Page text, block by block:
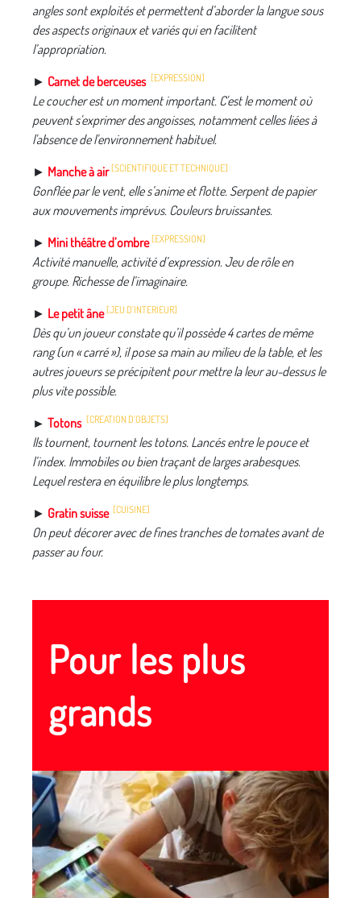
angles sont exploités et permettent d’aborder la langue sous
des aspects originaux et variés qui en facilitent
l’appropriation.
► Carnet de berceuses [EXPRESSION]
Le coucher est un moment important. C'est le moment où
peuvent s'exprimer des angoisses, notamment celles liées à
l'absence de l'environnement habituel.
► Manche à air [SCIENTIFIQUE ET TECHNIQUE]
Gonflée par le vent, elle s’anime et flotte. Serpent de papier
aux mouvements imprévus. Couleurs bruissantes.
► Mini théâtre d’ombre [EXPRESSION]
Activité manuelle, activité d’expression. Jeu de rôle en
groupe. Richesse de l’imaginaire.
► Le petit âne [JEU D'INTERIEUR]
Dès qu’un joueur constate qu’il possède 4 cartes de même
rang (un « carré »), il pose sa main au milieu de la table, et les
autres joueurs se précipitent pour mettre la leur au-dessus le
plus vite possible.
► Totons [CREATION D'OBJETS]
Ils tournent, tournent les totons. Lancés entre le pouce et
l’index. Immobiles ou bien traçant de larges arabesques.
Lequel restera en équilibre le plus longtemps.
► Gratin suisse [CUISINE]
On peut décorer avec de fines tranches de tomates avant de
passer au four.
Pour les plus
grands